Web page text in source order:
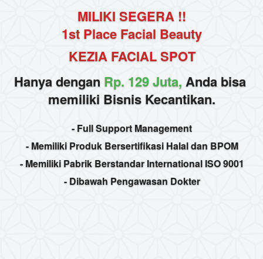
MILIKI SEGERA !!
1st Place Facial Beauty
KEZIA FACIAL SPOT
Hanya dengan Rp. 129 Juta, Anda bisa
memiliki Bisnis Kecantikan.
- Full Support Management
- Memiliki Produk Bersertifikasi Halal dan BPOM
- Memiliki Pabrik Berstandar International ISO 9001
- Dibawah Pengawasan Dokter